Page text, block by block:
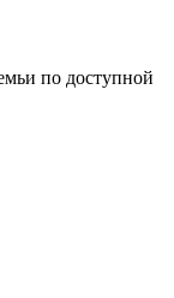
по доступной